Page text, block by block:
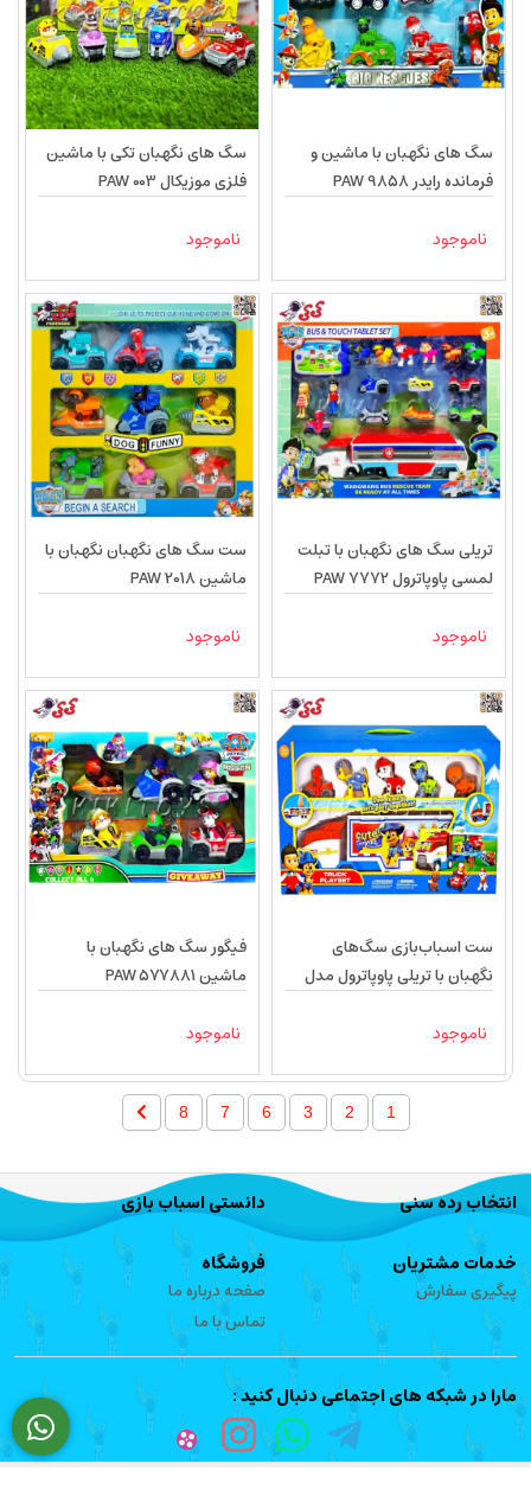
سگ های نگهبان با ماشین و
فرمانده رایدر PAW 9858
ناموجود
سگ های نگهبان تکی با ماشین
فلزی موزیکال PAW 003
ناموجود
تریلی سگ های نگهبان با تبلت
لمسی پاوپاترول PAW 7772
ناموجود
ست سگ های نگهبان نگهبان با
ماشین PAW 2018
ناموجود
ست اسباب‌بازی سگ‌های
نگهبان با تریلی پاوپاترول مدل
ناموجود
فیگور سگ های نگهبان با
ماشین PAW 577881
ناموجود
1
2
3
6
7
8
انتخاب رده سنی دانستی اسباب بازی
خدمات مشتریان
پیگیری سفارش
فروشگاه
صفحه درباره ما
تماس با ما
مارا در شبکه های اجتماعی دنبال کنید :